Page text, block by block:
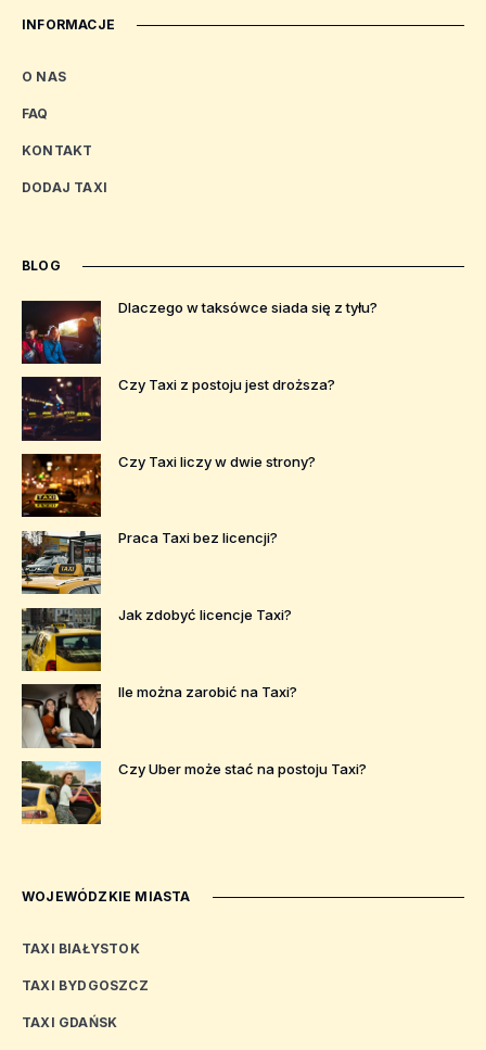
INFORMACJE
O NAS
FAQ
KONTAKT
DODAJ TAXI
BLOG
Dlaczego w taksówce siada się z tyłu?
Czy Taxi z postoju jest droższa?
Czy Taxi liczy w dwie strony?
Praca Taxi bez licencji?
Jak zdobyć licencje Taxi?
Ile można zarobić na Taxi?
Czy Uber może stać na postoju Taxi?
WOJEWÓDZKIE MIASTA
TAXI BIAŁYSTOK
TAXI BYDGOSZCZ
TAXI GDAŃSK